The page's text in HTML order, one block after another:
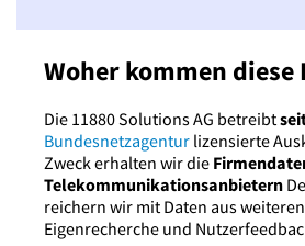
Woher kommen diese
Die 11880 Solutions AG betreibt
Bundesnetzagentur lizensierte
Zweck erhalten wir die
Telekommunikationsanbietern
reichern wir mit Daten aus
Eigenrecherche und